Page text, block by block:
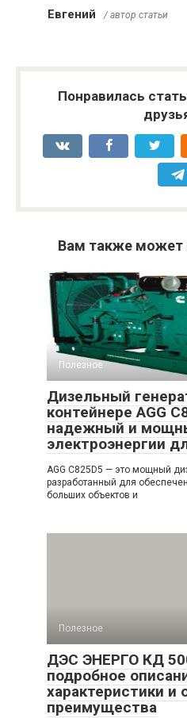
Евгений / автор статьи
Понравилась
Вам также может
Полезное
Дизельный
контейнере AGG
надежный и
электроэнергии
AGG C825D5 — это мощный
разработанный для
больших объектов и
Полезное
ДЭС ЭНЕРГО КД
подробное
характеристики и
преимущества